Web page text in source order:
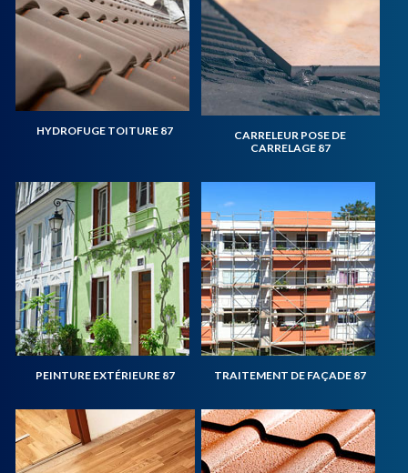
HYDROFUGE TOITURE 87
CARRELEUR POSE DE
CARRELAGE 87
PEINTURE EXTÉRIEURE 87 TRAITEMENT DE FAÇADE 87